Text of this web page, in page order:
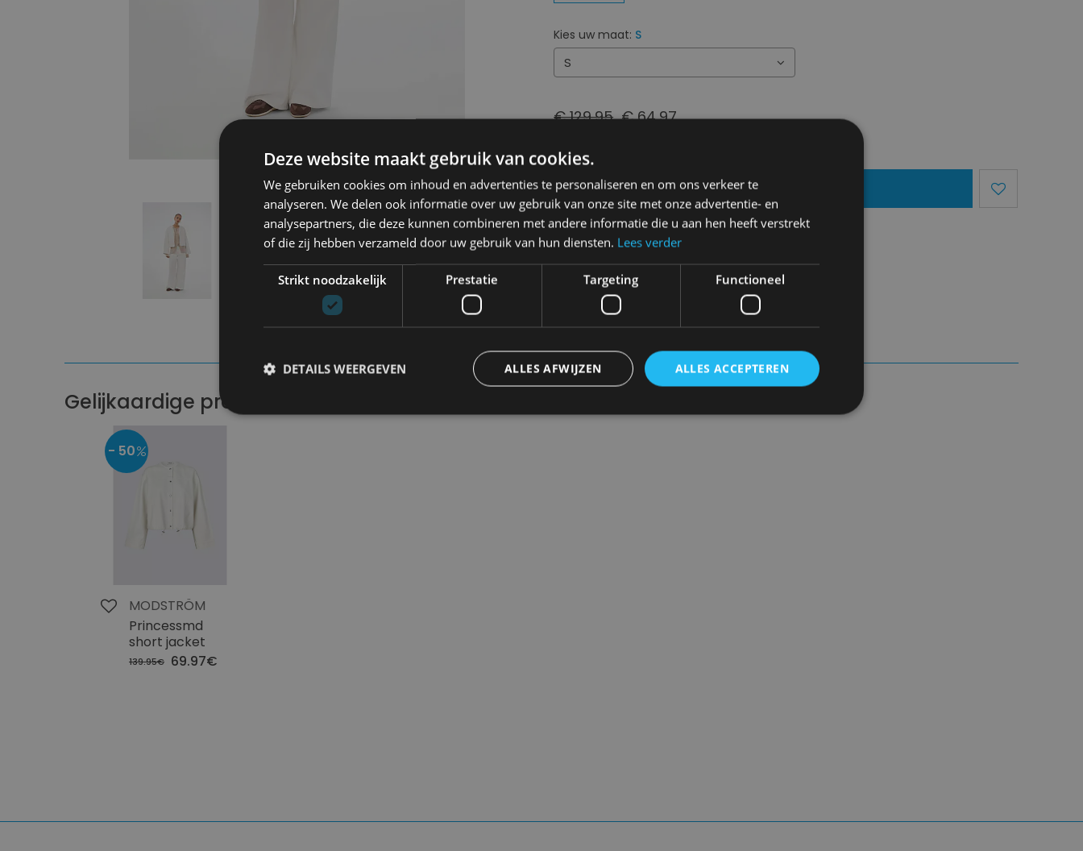
Next
Kies uw maat: S
S
€ 129,95 € 64,97
Levering 2-3 Werkdagen
Toevoegen Aan Mandje
Vanaf €75,00
Nooit meer spijt van krijgen
Click en Collect
Afhalen in de winkel tussen 10u-18u.
Gelijkaardige producten
MODSTRÖM
Princessmd
short jacket
139.95€ 69.97€
- 50
Deze website maakt gebruik van cookies.
We gebruiken cookies om inhoud en advertenties te personaliseren en om ons verkeer te
analyseren. We delen ook informatie over uw gebruik van onze site met onze advertentie- en
analysepartners, die deze kunnen combineren met andere informatie die u aan hen heeft verstrekt
of die zij hebben verzameld door uw gebruik van hun diensten. Lees verder
Strikt noodzakelijk Prestatie Targeting Functioneel
ALLES ACCEPTEREN
ALLES AFWIJZEN
DETAILS WEERGEVEN